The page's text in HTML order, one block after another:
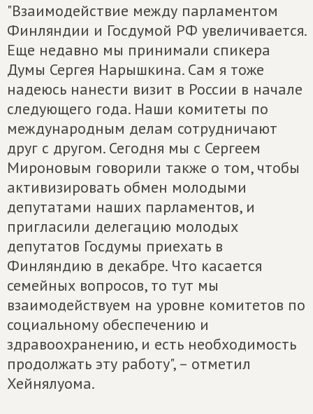
"Взаимодействие между парламентом
Финляндии и Госдумой РФ увеличивается.
Еще недавно мы принимали спикера
Думы Сергея Нарышкина. Сам я тоже
надеюсь нанести визит в России в начале
следующего года. Наши комитеты по
международным делам сотрудничают
друг с другом. Сегодня мы с Сергеем
Мироновым говорили также о том, чтобы
активизировать обмен молодыми
депутатами наших парламентов, и
пригласили делегацию молодых
депутатов Госдумы приехать в
Финляндию в декабре. Что касается
семейных вопросов, то тут мы
взаимодействуем на уровне комитетов по
социальному обеспечению и
здравоохранению, и есть необходимость
продолжать эту работу", – отметил
Хейнялуома.